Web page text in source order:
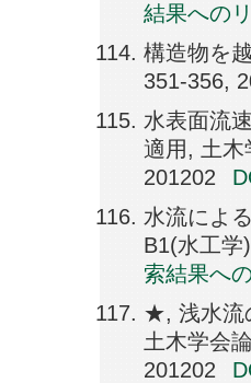
結果への
構造物を
351-356,
水表面流
適用, 土木
201202
水流によ
B1(水工
索結果へ
★, 浅水流
土木学会
201202